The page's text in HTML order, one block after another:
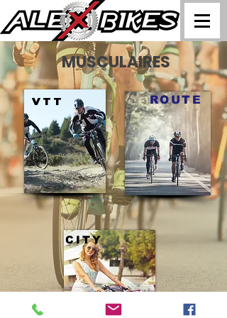
MUSCULAIRES
VTT ROUTE
CITY